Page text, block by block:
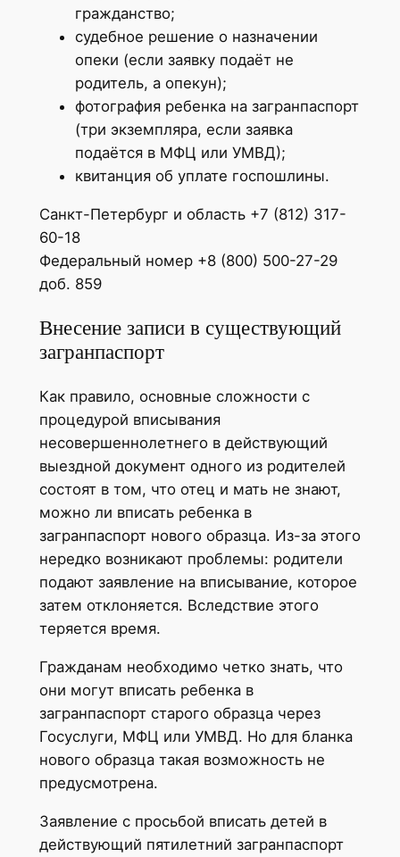
гражданство;
судебное решение о назначении
опеки (если заявку подаёт не
родитель, а опекун);
фотография ребенка на загранпаспорт
(три экземпляра, если заявка
подаётся в МФЦ или УМВД);
квитанция об уплате госпошлины.
Санкт-Петербург и область +7 (812) 317-
60-18
Федеральный номер +8 (800) 500-27-29
доб. 859
Внесение записи в существующий
загранпаспорт
Как правило, основные сложности с
процедурой вписывания
несовершеннолетнего в действующий
выездной документ одного из родителей
состоят в том, что отец и мать не знают,
можно ли вписать ребенка в
загранпаспорт нового образца. Из-за этого
нередко возникают проблемы: родители
подают заявление на вписывание, которое
затем отклоняется. Вследствие этого
теряется время.
Гражданам необходимо четко знать, что
они могут вписать ребенка в
загранпаспорт старого образца через
Госуслуги, МФЦ или УМВД. Но для бланка
нового образца такая возможность не
предусмотрена.
Заявление с просьбой вписать детей в
действующий пятилетний загранпаспорт